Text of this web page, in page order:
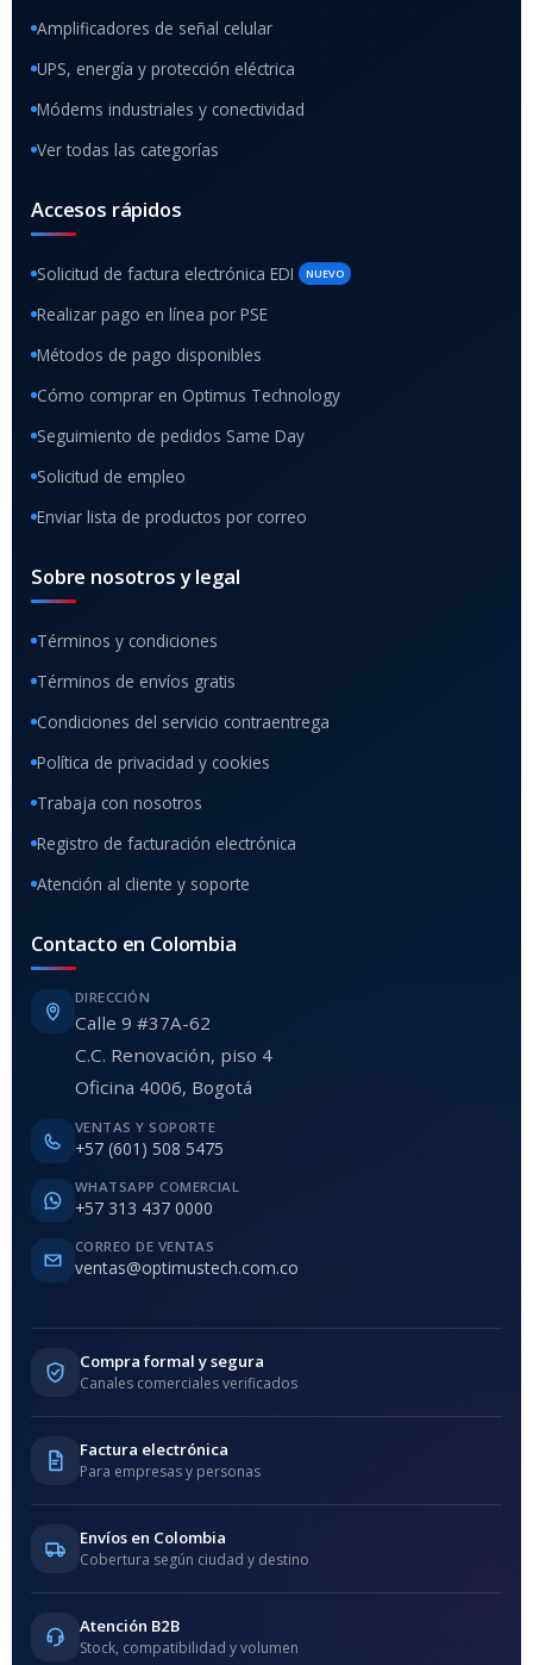
Amplificadores de señal celular
UPS, energía y protección eléctrica
Módems industriales y conectividad
Ver todas las categorías
Accesos rápidos
Solicitud de factura electrónica EDI NUEVO
Realizar pago en línea por PSE
Métodos de pago disponibles
Cómo comprar en Optimus Technology
Seguimiento de pedidos Same Day
Solicitud de empleo
Enviar lista de productos por correo
Sobre nosotros y legal
Términos y condiciones
Términos de envíos gratis
Condiciones del servicio contraentrega
Política de privacidad y cookies
Trabaja con nosotros
Registro de facturación electrónica
Atención al cliente y soporte
Contacto en Colombia
DIRECCIÓN
Calle 9 #37A-62
C.C. Renovación, piso 4
Oficina 4006, Bogotá
VENTAS Y SOPORTE
+57 (601) 508 5475
WHATSAPP COMERCIAL
+57 313 437 0000
CORREO DE VENTAS
ventas@optimustech.com.co
Compra formal y segura
Canales comerciales verificados
Factura electrónica
Para empresas y personas
Envíos en Colombia
Cobertura según ciudad y destino
Atención B2B
Stock, compatibilidad y volumen